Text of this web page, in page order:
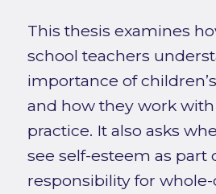
This thesis examines
school teachers
importance of
and how they work
practice. It also asks
see self-esteem as part
responsibility for